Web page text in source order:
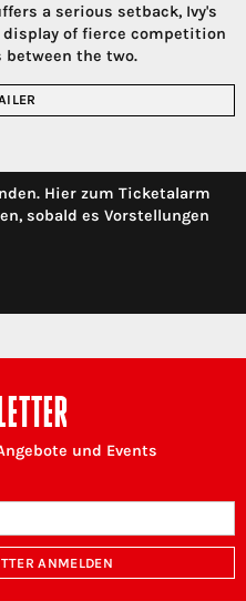
a serious setback, Ivy's
of fierce competition
the two.
Hier zum Ticketalarm
sobald es Vorstellungen
und Events
ANMELDEN